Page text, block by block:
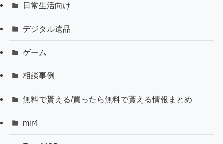
日常生活向け
デジタル遺品
ゲーム
相談事例
無料で貰える/買ったら無料で貰える情報まとめ
mir4